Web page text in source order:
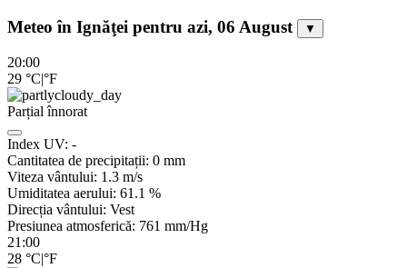
Meteo în Ignăţei pentru azi, 06 August ▼
20:00
29 °C|°F
Parțial înnorat
Index UV: -
Cantitatea de precipitații: 0 mm
Viteza vântului: 1.3 m/s
Umiditatea aerului: 61.1 %
Direcția vântului: Vest
Presiunea atmosferică: 761 mm/Hg
21:00
28 °C|°F